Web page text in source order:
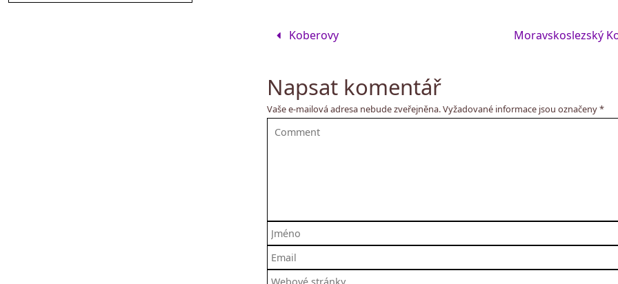
Koberovy Moravskoslezský
Napsat komentář
Vaše e-mailová adresa nebude zveřejněna.Vyžadované informace jsou označeny*